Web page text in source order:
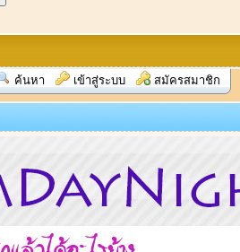
ค้นหา เข้าสู่ระบบ สมัครสมาชิก